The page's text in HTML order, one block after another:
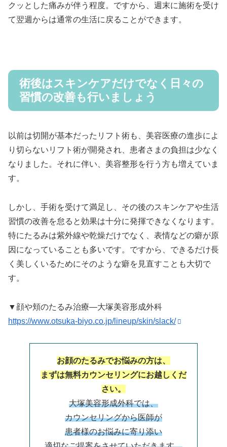
クッとした痛みが伴う程度。ですから、週末に施術を受け
て翌週からは通常の生活に戻ることができます。
術後はスキンケアだけでなく日々の
習慣の改善も行いましょう
以前は切開が基本だったリフト術も、美容医療の進歩によ
り切らないリフト術が開発され、患者さまの負担は少なく
なりました。それに伴い、美容整形を行う方も増えていま
す。
しかし、手術を受けて満足し、その後のスキンケアや生活
習慣の改善を怠ると効果は十分に発揮できなくなります。
特にたるみは紫外線や乾燥だけでなく、表情などの癖が原
因になっていることも多いです。ですから、できるだけ長
く美しくいるためにそのような癖を見直すことも大切で
す。
▼顔や頬のたるみ治療―大塚美容形成外科
https://www.otsuka-biyo.co.jp/lineup/skin/slack/
お顔のたるみでお悩みの方は、
まずは無料カウンセリングにお越しくだ
さい。
大塚美容形成外科では、
カウンセリングから医師が
患者様のお悩みに寄り添い